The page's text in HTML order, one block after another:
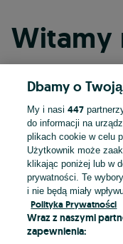
Witamy
Dbamy o
My i nasi447
do informacji na
plikach cookie w celu
Użytkownik może
klikając poniżej lub w
prywatności. Te
i nie będą miały
Polityka Prywatności
Wraz z naszymi
zapewnienia: